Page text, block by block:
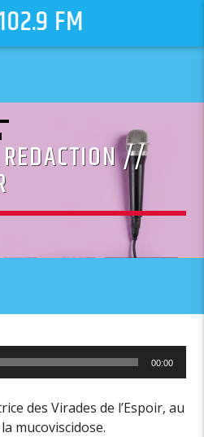
FM
//
00:00
des Virades de l’Espoir, au
mucoviscidose.